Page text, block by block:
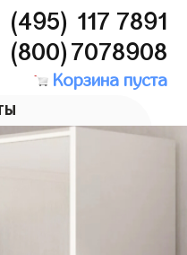
(495) 117 7891
(800)7078908
Корзина пуста